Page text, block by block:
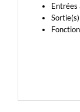
Entrées